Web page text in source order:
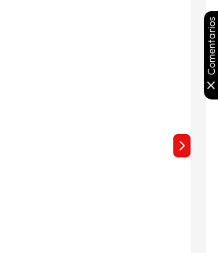
Comentarios